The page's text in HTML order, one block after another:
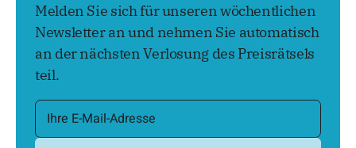
Melden Sie sich für unseren wöchentlichen
Newsletter an und nehmen Sie automatisch
an der nächsten Verlosung des Preisrätsels
teil.